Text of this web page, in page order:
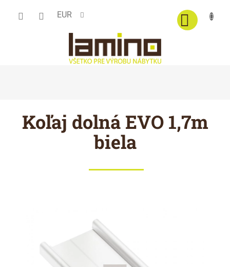
EUR
Koľaj dolná EVO 1,7m
biela